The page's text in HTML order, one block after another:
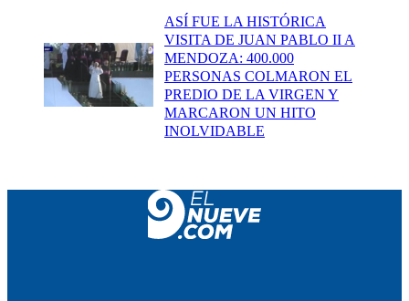
ASÍ FUE LA HISTÓRICA
VISITA DE JUAN PABLO II A
MENDOZA: 400.000
PERSONAS COLMARON EL
PREDIO DE LA VIRGEN Y
MARCARON UN HITO
INOLVIDABLE